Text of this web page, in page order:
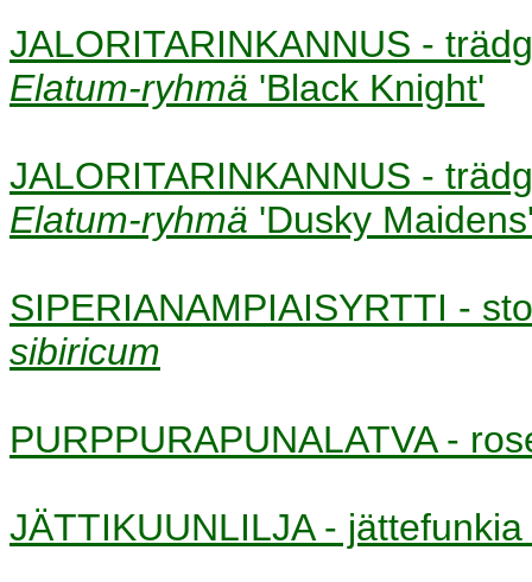
JALORITARINKANNUS -
Elatum-ryhmä 'Black Knight'
JALORITARINKANNUS -
Elatum-ryhmä 'Dusky
SIPERIANAMPIAISYRTTI -
sibiricum
PURPPURAPUNALATVA -
JÄTTIKUUNLILJA -